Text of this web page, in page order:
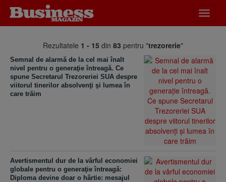
meniu
Rezultatele 1 - 15 din 83 pentru "trezorerie"
Semnal de alarmă de la cel mai înalt
nivel pentru o generaţie întreagă. Ce
spune Secretarul Trezoreriei SUA despre
viitorul tinerilor absolvenţi şi lumea în
care trăim
Avertismentul dur de la vârful economiei
globale pentru o generaţie întreagă:
Diploma devine doar o hârtie: mesajul